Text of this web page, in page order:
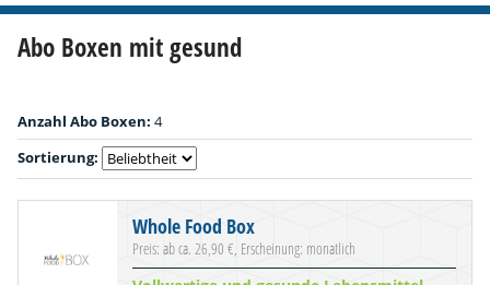
Abo Boxen mit gesund
Anzahl Abo Boxen: 4
Sortierung:
Whole Food Box
Preis: ab ca. 26,90 €, Erscheinung: monatlich